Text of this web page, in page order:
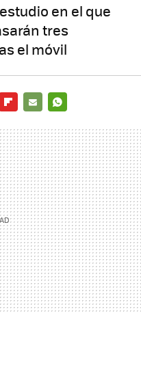
en el que
tres
el móvil
MAIL